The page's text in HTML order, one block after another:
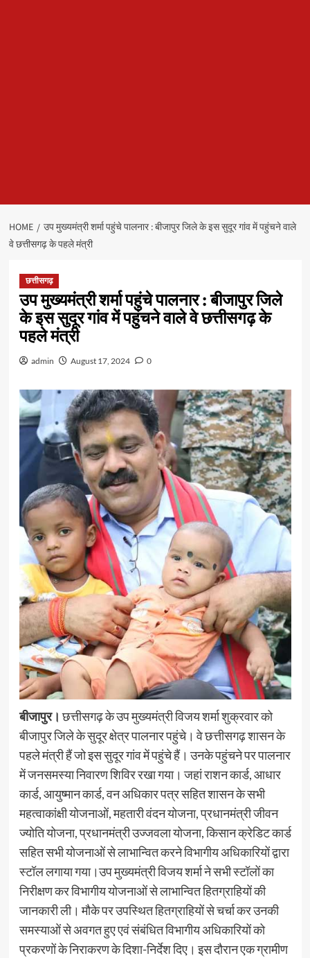
HOME
उप मुख्यमंत्री शर्मा पहुंचे पालनार : बीजापुर जिले के इस सुदूर गांव में पहुंचने वाले
वे छत्तीसगढ़ के पहले मंत्री
छत्तीसगढ़
उप मुख्यमंत्री शर्मा पहुंचे पालनार : बीजापुर जिले
के इस सुदूर गांव में पहुंचने वाले वे छत्तीसगढ़ के
पहले मंत्री
admin August 17, 2024 0
बीजापुर। छत्तीसगढ़ के उप मुख्यमंत्री विजय शर्मा शुक्रवार को
बीजापुर जिले के सुदूर क्षेत्र पालनार पहुंचे। वे छत्तीसगढ़ शासन के
पहले मंत्री हैं जो इस सुदूर गांव में पहुंचे हैं। उनके पहुंचने पर पालनार
में जनसमस्या निवारण शिविर रखा गया। जहां राशन कार्ड, आधार
कार्ड, आयुष्मान कार्ड, वन अधिकार पत्र सहित शासन के सभी
महत्वाकांक्षी योजनाओं, महतारी वंदन योजना, प्रधानमंत्री जीवन
ज्योति योजना, प्रधानमंत्री उज्जवला योजना, किसान क्रेडिट कार्ड
सहित सभी योजनाओं से लाभान्वित करने विभागीय अधिकारियों द्वारा
स्टॉल लगाया गया।उप मुख्यमंत्री विजय शर्मा ने सभी स्टॉलों का
निरीक्षण कर विभागीय योजनाओं से लाभान्वित हितग्राहियों की
जानकारी ली। मौके पर उपस्थित हितग्राहियों से चर्चा कर उनकी
समस्याओं से अवगत हुए एवं संबंधित विभागीय अधिकारियों को
प्रकरणों के निराकरण के दिशा-निर्देश दिए। इस दौरान एक ग्रामीण